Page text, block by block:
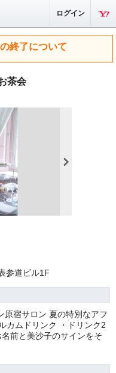
ログイン
終了について
茶会
参道ビル1F
原宿サロン 夏の特別なアフ
カムドリンク ・ドリンク2
前と美沙子のサインをそ